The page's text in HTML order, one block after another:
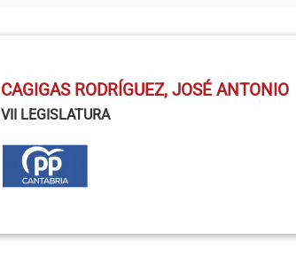
CAGIGAS RODRÍGUEZ, JOSÉ ANTONIO
VII LEGISLATURA